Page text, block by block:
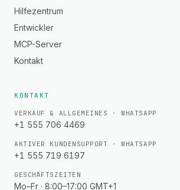
Hilfezentrum
Entwickler
MCP-Server
Kontakt
KONTAKT
VERKAUF & ALLGEMEINES · WHATSAPP
+1 555 706 4469
AKTIVER KUNDENSUPPORT · WHATSAPP
+1 555 719 6197
GESCHÄFTSZEITEN
Mo–Fr · 8:00–17:00 GMT+1